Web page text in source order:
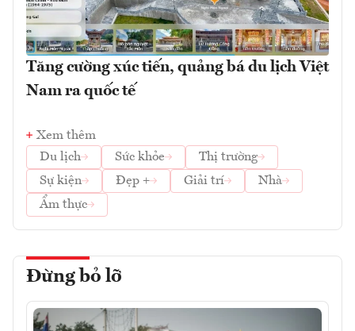
Tăng cường xúc tiến, quảng bá du lịch Việt
Nam ra quốc tế
Xem thêm
Du lịch
Sức khỏe
Thị trường
Sự kiện
Đẹp + Giải trí
Nhà
Ẩm thực
Đừng bỏ lỡ